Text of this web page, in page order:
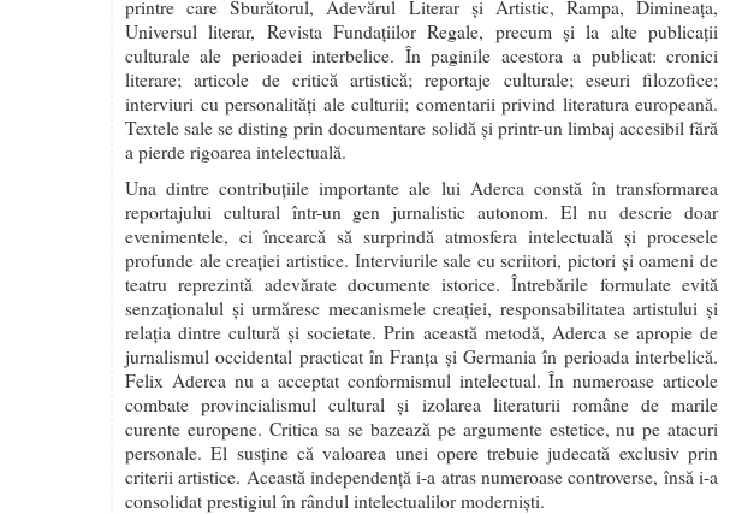
printre care Sburătorul, Adevărul Literar și Artistic, Rampa, Dimineața,
Universul literar, Revista Fundațiilor Regale, precum și la alte publicații
culturale ale perioadei interbelice. În paginile acestora a publicat: cronici
literare; articole de critică artistică; reportaje culturale; eseuri filozofice;
interviuri cu personalități ale culturii; comentarii privind literatura europeană.
Textele sale se disting prin documentare solidă și printr-un limbaj accesibil fără
a pierde rigoarea intelectuală.
Una dintre contribuțiile importante ale lui Aderca constă în transformarea
reportajului cultural într-un gen jurnalistic autonom. El nu descrie doar
evenimentele, ci încearcă să surprindă atmosfera intelectuală și procesele
profunde ale creației artistice. Interviurile sale cu scriitori, pictori și oameni de
teatru reprezintă adevărate documente istorice. Întrebările formulate evită
senzaționalul și urmăresc mecanismele creației, responsabilitatea artistului și
relația dintre cultură și societate. Prin această metodă, Aderca se apropie de
jurnalismul occidental practicat în Franța și Germania în perioada interbelică.
Felix Aderca nu a acceptat conformismul intelectual. În numeroase articole
combate provincialismul cultural și izolarea literaturii române de marile
curente europene. Critica sa se bazează pe argumente estetice, nu pe atacuri
personale. El susține că valoarea unei opere trebuie judecată exclusiv prin
criterii artistice. Această independență i-a atras numeroase controverse, însă i-a
consolidat prestigiul în rândul intelectualilor moderniști.